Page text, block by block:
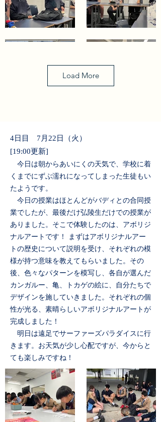
Load More
4日目 7月22日（火）
[19:00更新]
今日は朝からあいにくの天気で、学校に着
くまでにずぶ濡れになってしまった生徒もい
たようです。
今日の授業はほとんどがバディとの合同授
業でしたが、最後だけ弘陵生だけでの授業が
ありました。そこで体験したのは、アボリジ
ナルアートです！ まずはアボリジナルアー
トの歴史について説明を受け、それぞれの模
様が持つ意味を教えてもらいました。その
後、色々なパターンを模写し、各自が選んだ
カンガルー、亀、トカゲの絵に、自分たちで
デザインを施していきました。それぞれの個
性が光る、素晴らしいアボリジナルアートが
完成しました！
明日は遠足でサーファーズパラダイスに行
きます。お天気が少し心配ですが、今からと
ても楽しみですね！